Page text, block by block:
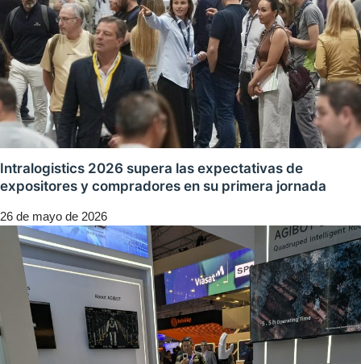
Intralogistics 2026 supera las expectativas de
expositores y compradores en su primera jornada
26 de mayo de 2026